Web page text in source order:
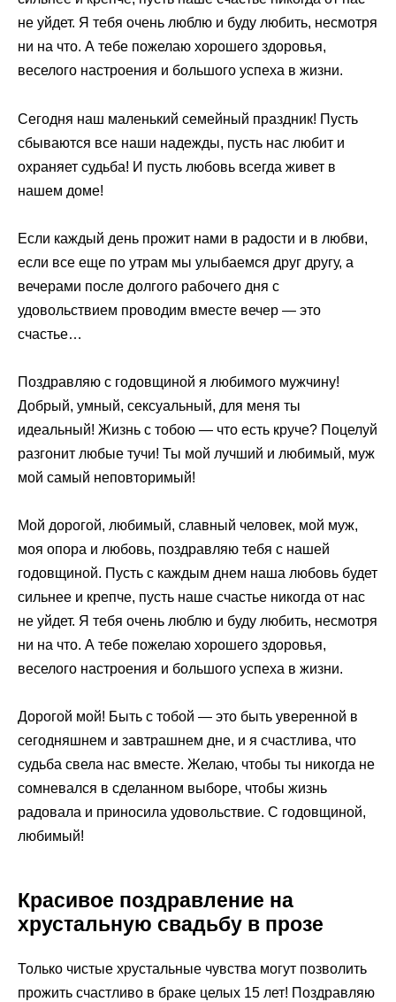
не уйдет. Я тебя очень люблю и буду любить, несмотря
ни на что. А тебе пожелаю хорошего здоровья,
веселого настроения и большого успеха в жизни.
Сегодня наш маленький семейный праздник! Пусть
сбываются все наши надежды, пусть нас любит и
охраняет судьба! И пусть любовь всегда живет в
нашем доме!
Если каждый день прожит нами в радости и в любви,
если все еще по утрам мы улыбаемся друг другу, а
вечерами после долгого рабочего дня с
удовольствием проводим вместе вечер — это
счастье…
Поздравляю с годовщиной я любимого мужчину!
Добрый, умный, сексуальный, для меня ты
идеальный! Жизнь с тобою — что есть круче? Поцелуй
разгонит любые тучи! Ты мой лучший и любимый, муж
мой самый неповторимый!
Мой дорогой, любимый, славный человек, мой муж,
моя опора и любовь, поздравляю тебя с нашей
годовщиной. Пусть с каждым днем наша любовь будет
сильнее и крепче, пусть наше счастье никогда от нас
не уйдет. Я тебя очень люблю и буду любить, несмотря
ни на что. А тебе пожелаю хорошего здоровья,
веселого настроения и большого успеха в жизни.
Дорогой мой! Быть с тобой — это быть уверенной в
сегодняшнем и завтрашнем дне, и я счастлива, что
судьба свела нас вместе. Желаю, чтобы ты никогда не
сомневался в сделанном выборе, чтобы жизнь
радовала и приносила удовольствие. С годовщиной,
любимый!
Красивое поздравление на
хрустальную свадьбу в прозе
Только чистые хрустальные чувства могут позволить
прожить счастливо в браке целых 15 лет! Поздравляю